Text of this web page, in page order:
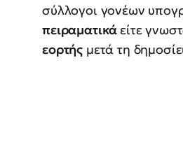
σύλλογοι γονέων
πειραματικάείτε
εορτής μετά τη